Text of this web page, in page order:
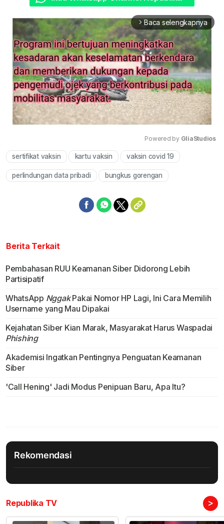
arrow_forward_ios Baca selengkapnya
Powered by GliaStudios
sertifikat vaksin kartu vaksin vaksin covid 19
perlindungan data pribadi bungkus gorengan
Berita Terkait
Pembahasan RUU Keamanan Siber Didorong Lebih
Partisipatif
WhatsApp NggakPakai Nomor HP Lagi, Ini Cara Memilih
Username yang Mau Dipakai
Kejahatan Siber Kian Marak, Masyarakat Harus Waspadai
Phishing
Akademisi Ingatkan Pentingnya Penguatan Keamanan
Siber
'Call Hening' Jadi Modus Penipuan Baru, Apa Itu?
Rekomendasi
Republika TV >